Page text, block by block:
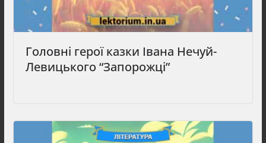
Головні герої казки Івана Нечуй-
Левицького “Запорожці”